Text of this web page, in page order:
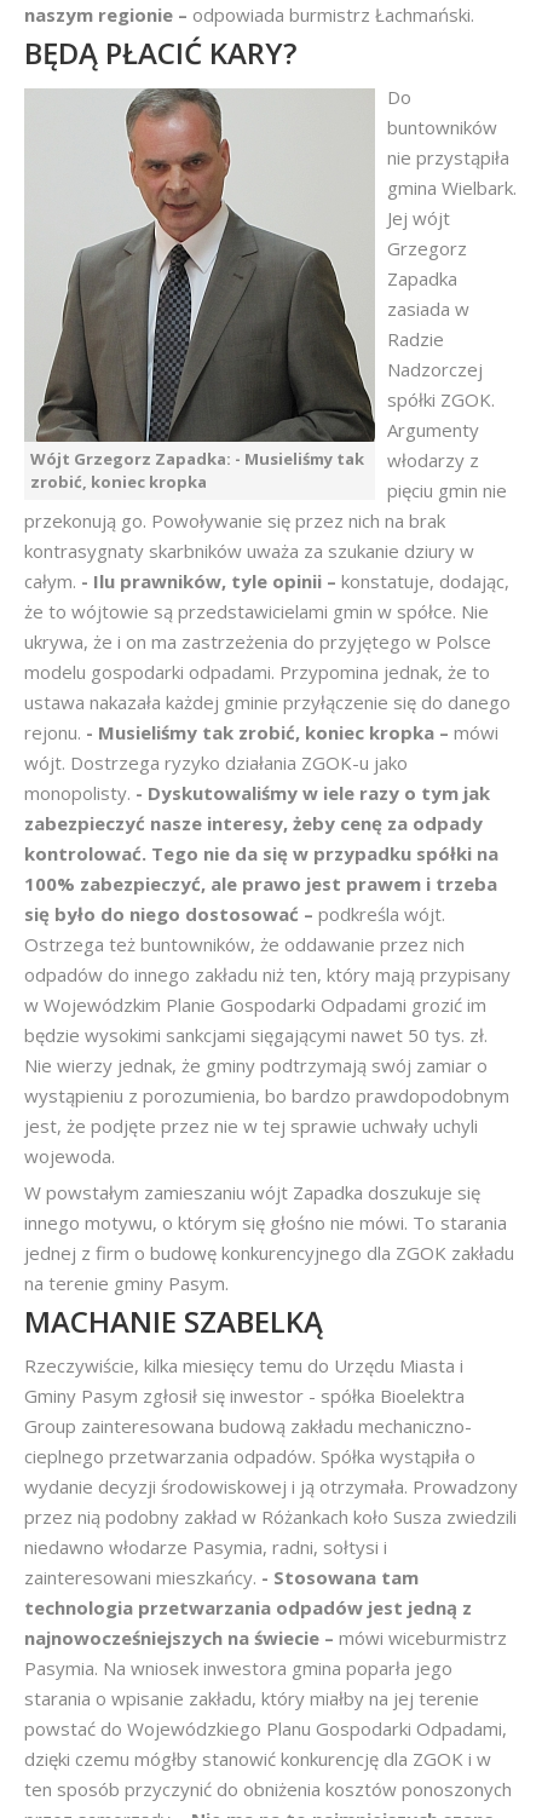
naszym regionie – odpowiada burmistrz Łachmański.
BĘDĄ PŁACIĆ KARY?
Wójt Grzegorz Zapadka: - Musieliśmy tak
zrobić, koniec kropka
Do
buntowników
nie przystąpiła
gmina Wielbark.
Jej wójt
Grzegorz
Zapadka
zasiada w
Radzie
Nadzorczej
spółki ZGOK.
Argumenty
włodarzy z
pięciu gmin nie
przekonują go. Powoływanie się przez nich na brak
kontrasygnaty skarbników uważa za szukanie dziury w
całym. - Ilu prawników, tyle opinii – konstatuje, dodając,
że to wójtowie są przedstawicielami gmin w spółce. Nie
ukrywa, że i on ma zastrzeżenia do przyjętego w Polsce
modelu gospodarki odpadami. Przypomina jednak, że to
ustawa nakazała każdej gminie przyłączenie się do danego
rejonu. - Musieliśmy tak zrobić, koniec kropka – mówi
wójt. Dostrzega ryzyko działania ZGOK-u jako
monopolisty. - Dyskutowaliśmy w iele razy o tym jak
zabezpieczyć nasze interesy, żeby cenę za odpady
kontrolować. Tego nie da się w przypadku spółki na
100% zabezpieczyć, ale prawo jest prawem i trzeba
się było do niego dostosować – podkreśla wójt.
Ostrzega też buntowników, że oddawanie przez nich
odpadów do innego zakładu niż ten, który mają przypisany
w Wojewódzkim Planie Gospodarki Odpadami grozić im
będzie wysokimi sankcjami sięgającymi nawet 50 tys. zł.
Nie wierzy jednak, że gminy podtrzymają swój zamiar o
wystąpieniu z porozumienia, bo bardzo prawdopodobnym
jest, że podjęte przez nie w tej sprawie uchwały uchyli
wojewoda.
W powstałym zamieszaniu wójt Zapadka doszukuje się
innego motywu, o którym się głośno nie mówi. To starania
jednej z firm o budowę konkurencyjnego dla ZGOK zakładu
na terenie gminy Pasym.
MACHANIE SZABELKĄ
Rzeczywiście, kilka miesięcy temu do Urzędu Miasta i
Gminy Pasym zgłosił się inwestor - spółka Bioelektra
Group zainteresowana budową zakładu mechaniczno-
cieplnego przetwarzania odpadów. Spółka wystąpiła o
wydanie decyzji środowiskowej i ją otrzymała. Prowadzony
przez nią podobny zakład w Różankach koło Susza zwiedzili
niedawno włodarze Pasymia, radni, sołtysi i
zainteresowani mieszkańcy. - Stosowana tam
technologia przetwarzania odpadów jest jedną z
najnowocześniejszych na świecie – mówi wiceburmistrz
Pasymia. Na wniosek inwestora gmina poparła jego
starania o wpisanie zakładu, który miałby na jej terenie
powstać do Wojewódzkiego Planu Gospodarki Odpadami,
dzięki czemu mógłby stanowić konkurencję dla ZGOK i w
ten sposób przyczynić do obniżenia kosztów ponoszonych